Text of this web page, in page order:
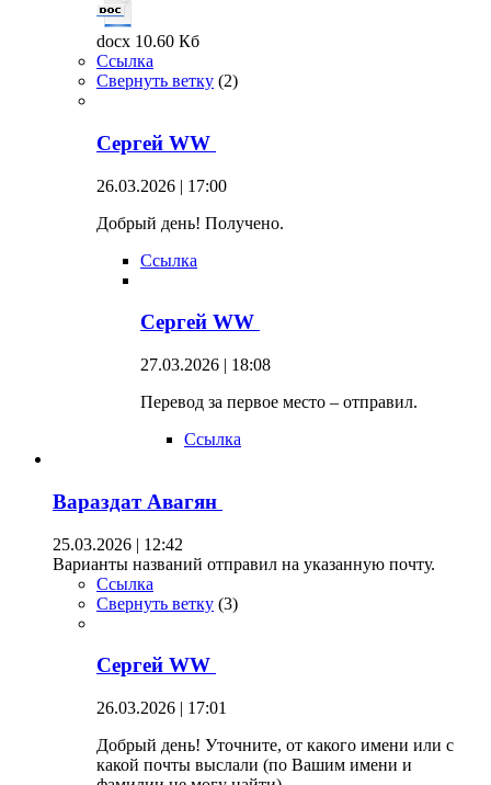
docx 10.60 Кб
Ссылка
Свернуть ветку (2)
Сергей WW
26.03.2026 | 17:00
Добрый день! Получено.
Ссылка
Сергей WW
27.03.2026 | 18:08
Перевод за первое место – отправил.
Ссылка
Вараздат Авагян
25.03.2026 | 12:42
Варианты названий отправил на указанную почту.
Ссылка
Свернуть ветку (3)
Сергей WW
26.03.2026 | 17:01
Добрый день! Уточните, от какого имени или с
какой почты выслали (по Вашим имени и